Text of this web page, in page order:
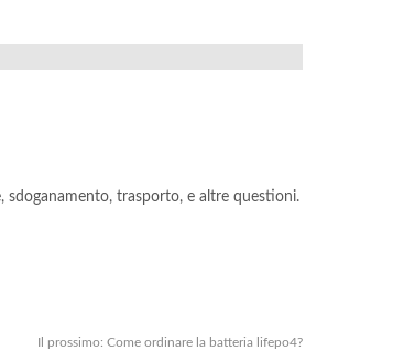
sdoganamento, trasporto, e altre questioni.
Il prossimo: Come ordinare la batteria lifepo4?